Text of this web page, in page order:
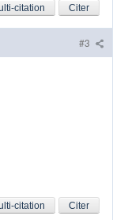
Citer
citation
#3
Citer
citation